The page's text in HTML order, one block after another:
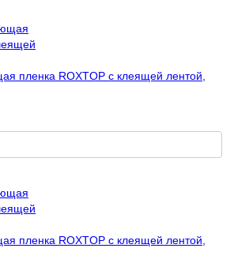
пленка ROXTOP с клеящей лентой,
пленка ROXTOP с клеящей лентой,